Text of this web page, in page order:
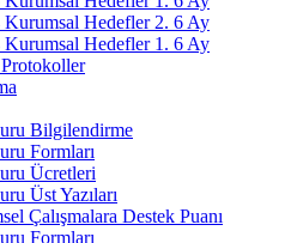
Kurumsal Hedefler 2. 6 Ay
Kurumsal Hedefler 1. 6 Ay
Bilgilendirme
Formları
Ücretleri
Üst Yazıları
Çalışmalara Destek Puanı
Formları